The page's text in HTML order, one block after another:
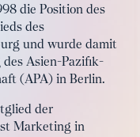
die Position des
des
und wurde damit
Asien-Pazifik-
(APA) in Berlin.
der
Marketing in